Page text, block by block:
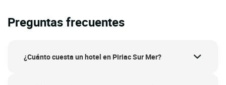
Preguntas frecuentes
¿Cuánto cuesta un hotel en Piriac Sur Mer?